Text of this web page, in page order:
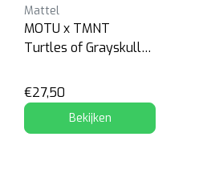
Mattel
MOTU x TMNT
Turtles of Grayskull
€27,50
Bekijken